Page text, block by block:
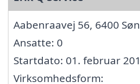
Aabenraavej 56, 6400
Ansatte: 0
Startdato: 01. februar
Virksomhedsform: